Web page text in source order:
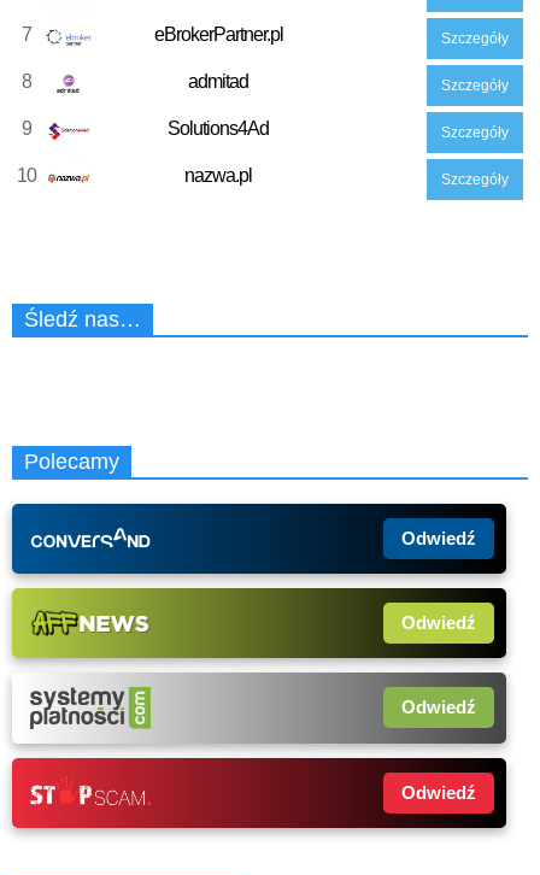
7 eBrokerPartner.pl Szczegóły
8 admitad Szczegóły
9 Solutions4Ad Szczegóły
10 nazwa.pl Szczegóły
Śledź nas…
Polecamy
Odwiedź
Odwiedź
Odwiedź
Odwiedź